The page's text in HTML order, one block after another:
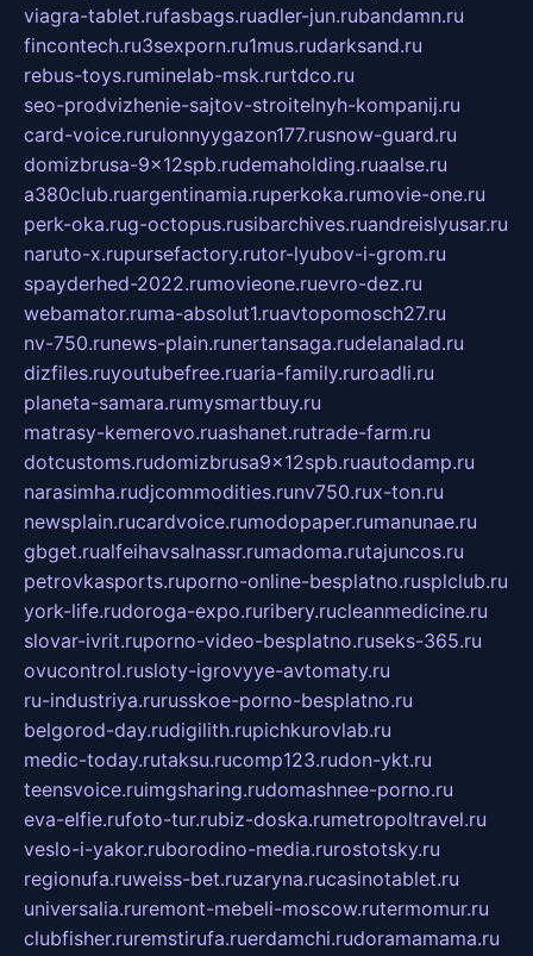
viagra-tablet.rufasbags.ruadler-jun.rubandamn.ru
fincontech.ru3sexporn.ru1mus.rudarksand.ru
rebus-toys.ruminelab-msk.rurtdco.ru
seo-prodvizhenie-sajtov-stroitelnyh-kompanij.ru
card-voice.rurulonnyygazon177.rusnow-guard.ru
domizbrusa-9x12spb.rudemaholding.ruaalse.ru
a380club.ruargentinamia.ruperkoka.rumovie-one.ru
perk-oka.rug-octopus.rusibarchives.ruandreislyusar.ru
naruto-x.rupursefactory.rutor-lyubov-i-grom.ru
spayderhed-2022.rumovieone.ruevro-dez.ru
webamator.ruma-absolut1.ruavtopomosch27.ru
nv-750.runews-plain.runertansaga.rudelanalad.ru
dizfiles.ruyoutubefree.ruaria-family.ruroadli.ru
planeta-samara.rumysmartbuy.ru
matrasy-kemerovo.ruashanet.rutrade-farm.ru
dotcustoms.rudomizbrusa9x12spb.ruautodamp.ru
narasimha.rudjcommodities.runv750.rux-ton.ru
newsplain.rucardvoice.rumodopaper.rumanunae.ru
gbget.rualfeihavsalnassr.rumadoma.rutajuncos.ru
petrovkasports.ruporno-online-besplatno.rusplclub.ru
york-life.rudoroga-expo.ruribery.rucleanmedicine.ru
slovar-ivrit.ruporno-video-besplatno.ruseks-365.ru
ovucontrol.rusloty-igrovyye-avtomaty.ru
ru-industriya.rurusskoe-porno-besplatno.ru
belgorod-day.rudigilith.rupichkurovlab.ru
medic-today.rutaksu.rucomp123.rudon-ykt.ru
teensvoice.ruimgsharing.rudomashnee-porno.ru
eva-elfie.rufoto-tur.rubiz-doska.rumetropoltravel.ru
veslo-i-yakor.ruborodino-media.rurostotsky.ru
regionufa.ruweiss-bet.ruzaryna.rucasinotablet.ru
universalia.ruremont-mebeli-moscow.rutermomur.ru
clubfisher.ruremstirufa.ruerdamchi.rudoramamama.ru